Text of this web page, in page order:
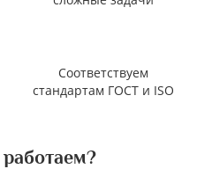
Соответствуем
стандартам ГОСТ и ISO